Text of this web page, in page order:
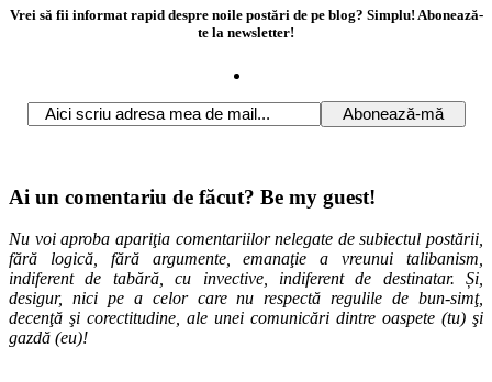
Vrei să fii informat rapid despre noile postări de pe blog? Simplu! Abonează-
te la newsletter!
Ai un comentariu de făcut? Be my guest!
Nu voi aproba apariţia comentariilor nelegate de subiectul postării,
fără logică, fără argumente, emanaţie a vreunui talibanism,
indiferent de tabără, cu invective, indiferent de destinatar. Și,
desigur, nici pe a celor care nu respectă regulile de bun-simţ,
decenţă şi corectitudine, ale unei comunicări dintre oaspete (tu) şi
gazdă (eu)!